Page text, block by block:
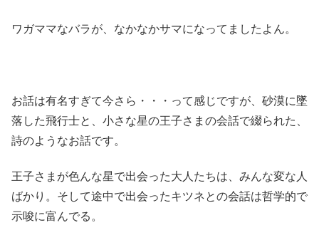
ワガママなバラが、なかなかサマになってましたよん。
お話は有名すぎて今さら・・・って感じですが、砂漠に墜
落した飛行士と、小さな星の王子さまの会話で綴られた、
詩のようなお話です。
王子さまが色んな星で出会った大人たちは、みんな変な人
ばかり。そして途中で出会ったキツネとの会話は哲学的で
示唆に富んでる。